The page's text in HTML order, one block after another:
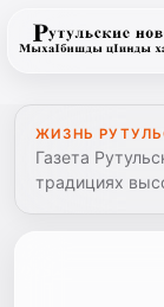
ЖИЗНЬ
Газета
традициях